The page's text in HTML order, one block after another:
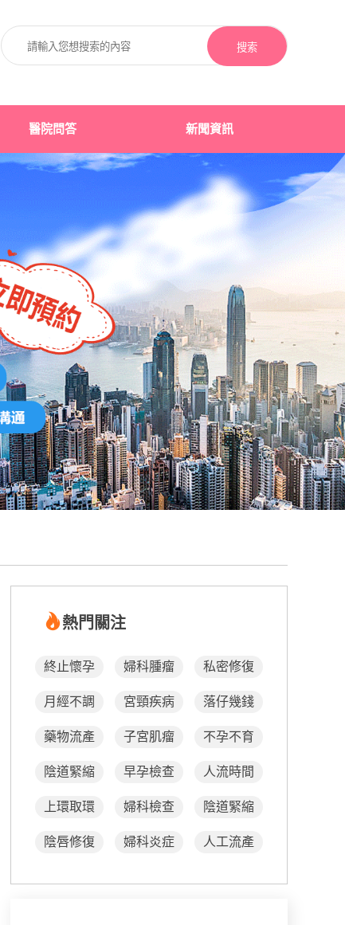
搜索
醫院問答 新聞資訊
熱門關注
終止懷孕 婦科腫瘤 私密修復
月經不調 宮頸疾病 落仔幾錢
藥物流產 子宮肌瘤 不孕不育
陰道緊縮 早孕檢查 人流時間
上環取環 婦科檢查 陰道緊縮
陰唇修復 婦科炎症 人工流產